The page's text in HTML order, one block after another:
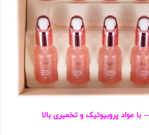
مواد پروبیوتیک و تخمیری بالا